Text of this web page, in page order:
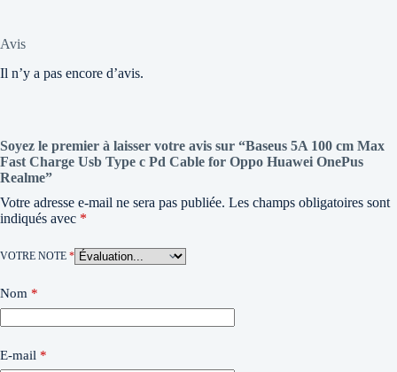
Avis
Il n’y a pas encore d’avis.
Soyez le premier à laisser votre avis sur “Baseus 5A 100 cm Max
Fast Charge Usb Type c Pd Cable for Oppo Huawei OnePus
Realme”
Votre adresse e-mail ne sera pas publiée. Les champs obligatoires sont
indiqués avec *
VOTRE NOTE *
Nom *
E-mail *